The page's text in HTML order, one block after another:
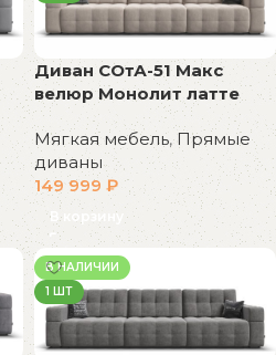
Диван СОтА-51 Макс
велюр Монолит латте
Мягкая мебель,Прямые
диваны
149 999 ₽
В корзину
В НАЛИЧИИ
1 ШТ